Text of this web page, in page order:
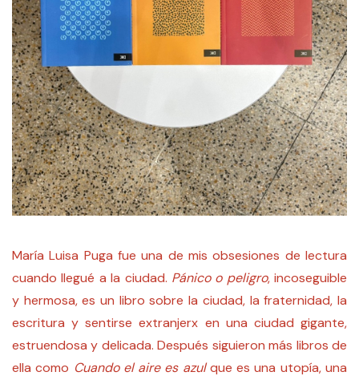
María Luisa Puga fue una de mis obsesiones de lectura
cuando llegué a la ciudad. Pánico o peligro, incoseguible
y hermosa, es un libro sobre la ciudad, la fraternidad, la
escritura y sentirse extranjerx en una ciudad gigante,
estruendosa y delicada. Después siguieron más libros de
ella como Cuando el aire es azulque es una utopía, una